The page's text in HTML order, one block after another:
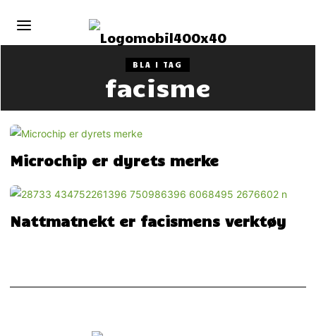
BLA I TAG
facisme
Microchip er dyrets merke
Nattmatnekt er facismens verktøy